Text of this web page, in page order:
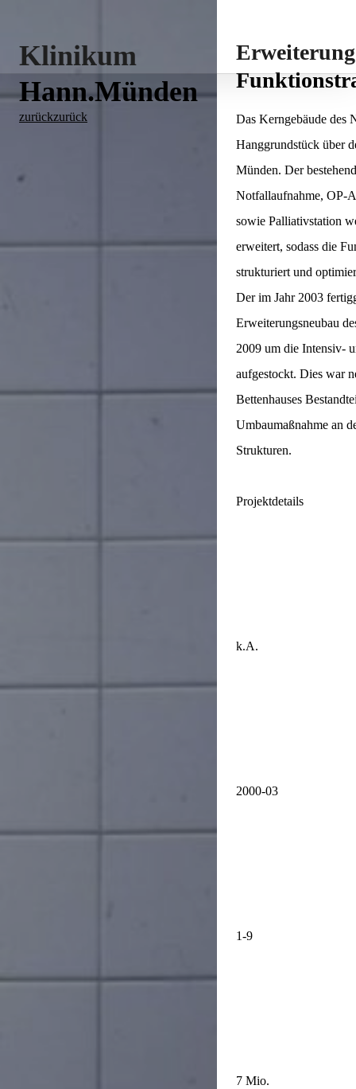
Klinikum
Hann.Münden
zurückzurück
Erweiterung
Das Kerngebäude des
Hanggrundstück über
Münden. Der
Notfallaufnahme, OP-
sowie Palliativstation
erweitert, sodass die
strukturiert und
Der im Jahr 2003
Erweiterungsneubau
2009 um die Intensiv-
aufgestockt. Dies war
Bettenhauses
Umbaumaßnahme an
Strukturen.
Projektdetails
k.A.
2000-03
1-9
7 Mio.